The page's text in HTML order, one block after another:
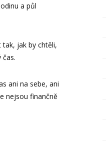
a půl
tak, jak by chtěli,
ani na sebe, ani
nejsou finančně